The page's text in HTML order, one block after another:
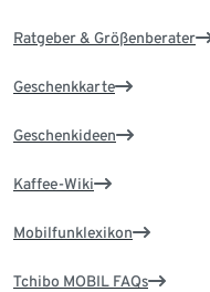
Ratgeber & Größenberater
Geschenkkarte
Geschenkideen
Kaffee-Wiki
Mobilfunklexikon
Tchibo MOBIL FAQs